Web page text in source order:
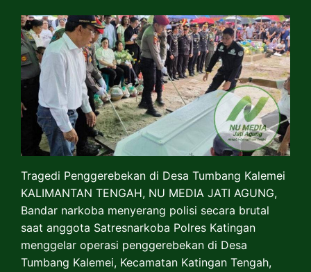
Tragedi Penggerebekan di Desa Tumbang Kalemei ​
KALIMANTAN TENGAH, NU MEDIA JATI AGUNG,
Bandar narkoba menyerang polisi secara brutal
saat anggota Satresnarkoba Polres Katingan
menggelar operasi penggerebekan di Desa
Tumbang Kalemei, Kecamatan Katingan Tengah,